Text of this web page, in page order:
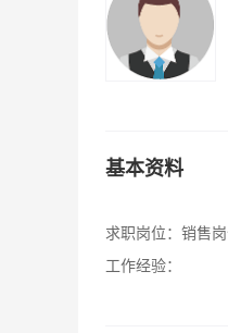
基本资料
求职岗位： 销售
工作经验：